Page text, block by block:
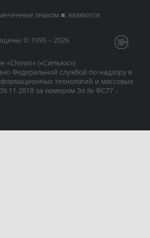
знаком ■, являются
© 1995 – 2026
«CNews» («СиНьюс»)
Федеральной службой по надзору в
технологий и массовых
за номером Эл № ФС77 –